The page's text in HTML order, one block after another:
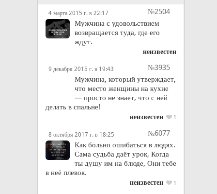
4 марта 2015 г. в 22:17
№2504
Мужчина с удовольствием
возвращается туда, где его
ждут.
неизвестен
9 декабря 2015 г. в 19:43
№3935
Мужчина, который утверждает,
что место женщины на кухне
— просто не знает, что с ней
делать в спальне!
неизвестен 1
8 октября 2017 г. в 18:25
№6077
Как больно ошибаться в людях.
Сама судьба даёт урок, Когда
ты душу им на блюде, Они тебе
в неё плевок.
неизвестен 1